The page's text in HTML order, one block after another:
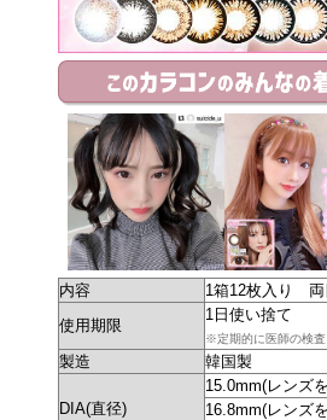
内容
1箱12枚入り 両
使用期限
1日使い捨て
※定期的に医師の検査
製造 韓国製
DIA(直径)
15.0mm(レンズ
16.8mm(レンズ